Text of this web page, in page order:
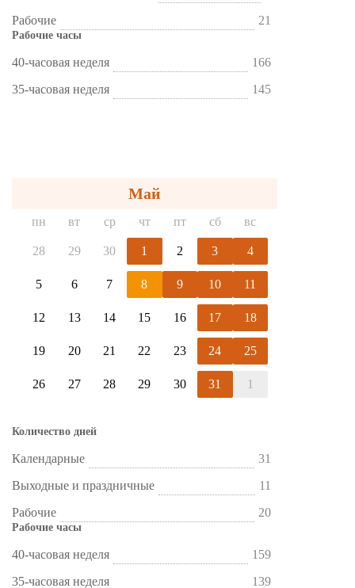
Рабочие 21
Рабочие часы
40-часовая неделя
166
35-часовая неделя
145
Май
пн вт ср чт пт сб вс
28 29 30 1 2 3 4
5 6 7 8 9 10 11
12 13 14 15 16 17 18
19 20 21 22 23 24 25
26 27 28 29 30 31 1
Количество дней
Календарные
31
Выходные и праздничные
11
Рабочие
20
Рабочие часы
40-часовая неделя
159
35-часовая неделя
139